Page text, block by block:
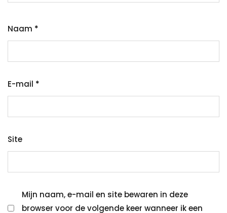
Naam *
E-mail *
Site
Mijn naam, e-mail en site bewaren in deze
browser voor de volgende keer wanneer ik een